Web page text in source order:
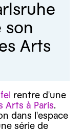
son
Arts
rentre d'une
Arts à Paris.
dans l'espace
série de